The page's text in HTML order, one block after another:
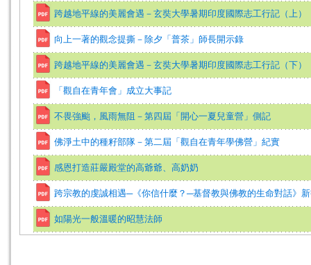
跨越地平線的美麗會遇－玄奘大學暑期印度國際志工行記（上）
向上一著的觀念提撕－除夕「普茶」師長開示錄
跨越地平線的美麗會遇－玄奘大學暑期印度國際志工行記（下）
「觀自在青年會」成立大事記
不畏強颱，風雨無阻－第四屆「開心一夏兒童營」側記
佛淨土中的種籽部隊－第二屆「觀自在青年學佛營」紀實
感恩打造莊嚴殿堂的高爺爺、高奶奶
跨宗教的虔誠相遇─《你信什麼？─基督教與佛教的生命對話》
如陽光一般溫暖的昭慧法師